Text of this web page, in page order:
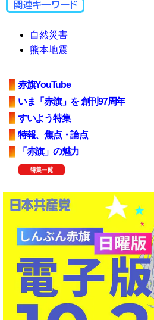
自然災害
熊本地震
赤旗YouTube
いま「赤旗」を 創刊97周年
すいよう特集
特報、焦点・論点
「赤旗」の魅力